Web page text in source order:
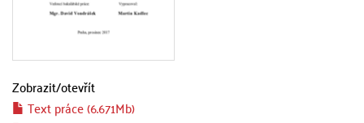
Zobrazit/otevřít
Text práce (6.671Mb)